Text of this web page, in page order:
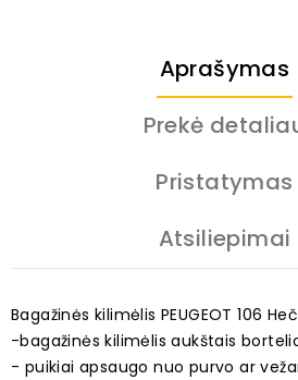
Aprašymas
Prekė
Pristatymas
Atsiliepimai
Bagažinės kilimėlis PEUGEOT 106
-bagažinės kilimėlis aukštais
- puikiai apsaugo nuo purvo ar